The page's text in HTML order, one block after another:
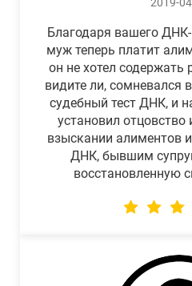
2019-
Благодаря вашего
муж теперь платит
он не хотел содержать
видите ли, сомневался
судебный тест ДНК, и
установил
взыскании алиментов
ДНК, бывшим
восстановленную